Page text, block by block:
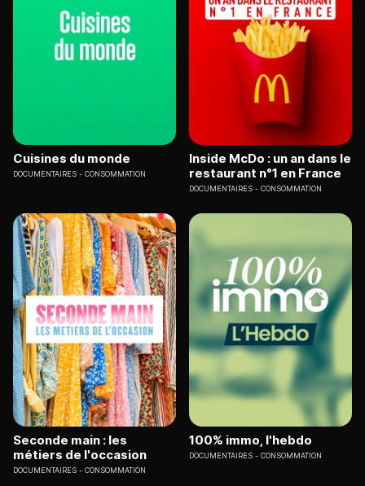
Cuisines du monde
DOCUMENTAIRES CONSOMMATION
Inside McDo : un an dans le
restaurant n°1 en France
DOCUMENTAIRES CONSOMMATION
Seconde main : les
métiers de l'occasion
DOCUMENTAIRES CONSOMMATION
100% immo, l'hebdo
DOCUMENTAIRES CONSOMMATION